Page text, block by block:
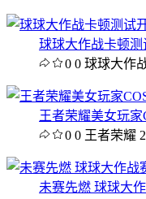
球球大作战卡顿
0 0 球球大作
王者荣耀美女玩
0 0 王者荣耀
未赛先燃 球球大